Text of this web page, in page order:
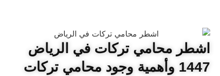
اشطر محامي تركات في الرياض
1447 وأهمية وجود محامي تركات